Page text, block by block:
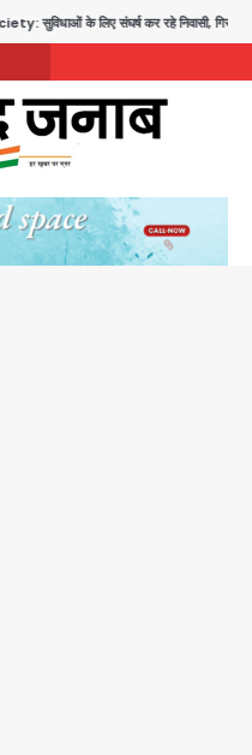
निवासी, गिरता प्लास्टर और कमजोर सुरक्षा